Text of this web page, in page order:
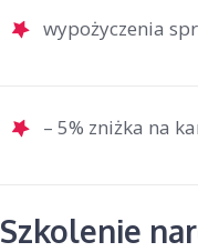
wypożyczenia
– 5% zniżka na
Szkolenie